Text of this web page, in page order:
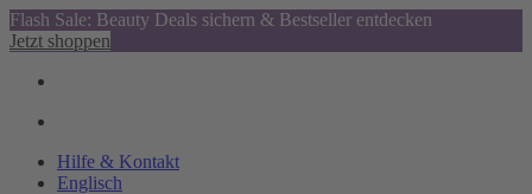
Flash Sale: Beauty Deals sichern & Bestseller entdecken
Jetzt shoppen
Hilfe & Kontakt
Englisch